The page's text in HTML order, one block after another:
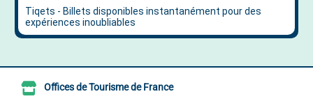
Offices de Tourisme de France